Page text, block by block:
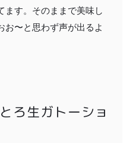
ます。そのままで美味し
お〜と思わず声が出るよ
ろ生ガトーショ